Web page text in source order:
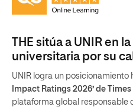
THE sitúa a UNIR en
universitaria por su
UNIR logra un posicionamiento
Impact Ratings 2026’ de
plataforma global responsable